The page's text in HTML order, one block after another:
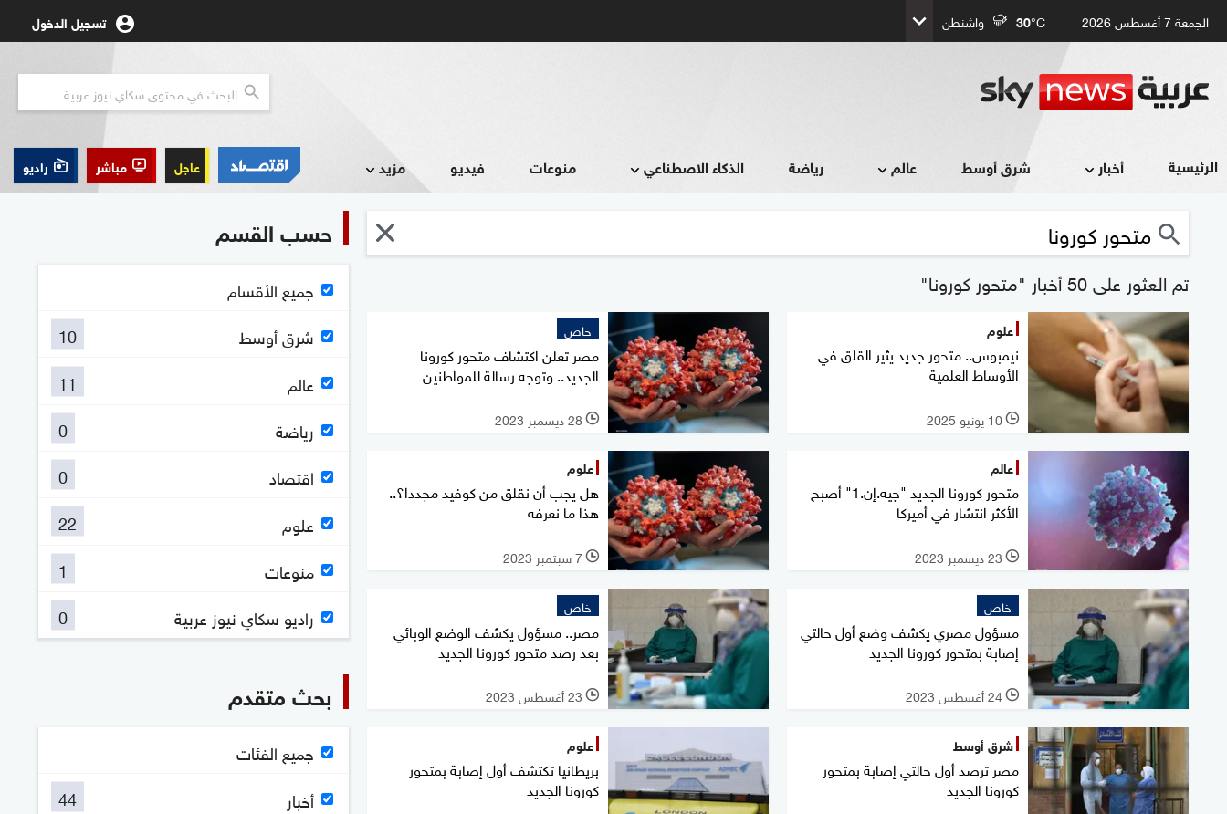
الجمعة 7 أغسطس 2026 30°C واشنطن تسجيل الدخول
الرئيسية أخبار شرق أوسط عالم رياضة الذكاء الاصطناعي منوعات فيديو مزيد عاجل مباشر راديو
تم العثور على 50 أخبار "متحور كورونا"
علوم
نيمبوس.. متحور جديد يثير القلق في
الأوساط العلمية
l 10 يونيو 2025
خاص
مصر تعلن اكتشاف متحور كورونا
الجديد.. وتوجه رسالة للمواطنين
l 28 ديسمبر 2023
عالم
متحور كورونا الجديد "جيه.إن.1" أصبح
الأكثر انتشار في أميركا
l 23 ديسمبر 2023
علوم
هل يجب أن نقلق من كوفيد مجددا؟..
هذا ما نعرفه
l 7 سبتمبر 2023
خاص
مسؤول مصري يكشف وضع أول حالتي
إصابة بمتحور كورونا الجديد
l 24 أغسطس 2023
خاص
مصر.. مسؤول يكشف الوضع الوبائي
بعد رصد متحور كورونا الجديد
l 23 أغسطس 2023
شرق أوسط
مصر ترصد أول حالتي إصابة بمتحور
كورونا الجديد
علوم
بريطانيا تكتشف أول إصابة بمتحور
كورونا الجديد
حسب القسم
جميع الأقسام
شرق أوسط
10
عالم
11
رياضة
0
اقتصاد
0
علوم
22
منوعات
1
راديو سكاي نيوز عربية
0
بحث متقدم
جميع الفئات
أخبار
44